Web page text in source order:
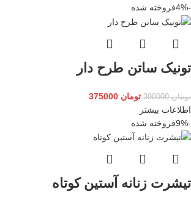
-4%
فروخته شده
تونیک ساتن طرح دار
تومان390000 تومان
اطلاعات بیشتر
-9%
فروخته شده
تیشرت زنانه آستین کوتاه